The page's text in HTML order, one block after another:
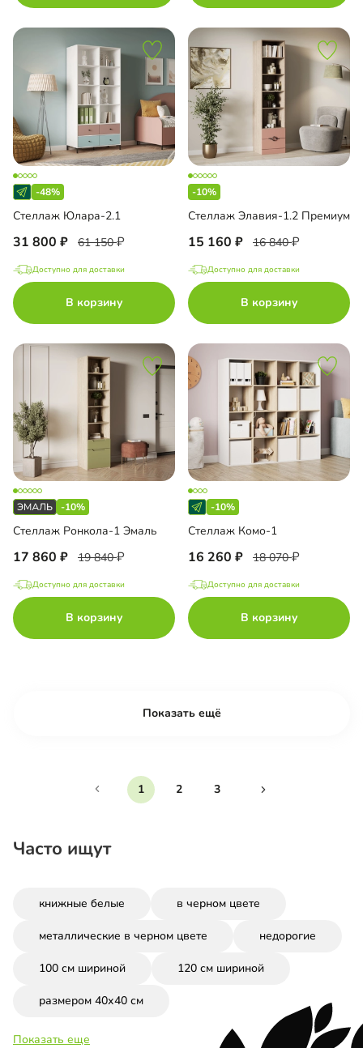
-48%
Стеллаж Юлара-2.1
31 800 61 150
Доступно для доставки
В корзину
-10%
Стеллаж Элавия-1.2 Премиум
15 160 16 840
Доступно для доставки
В корзину
-10%
Стеллаж Ронкола-1 Эмаль
17 860 19 840
Доступно для доставки
В корзину
-10%
Стеллаж Комо-1
16 260 18 070
Доступно для доставки
В корзину
Показать ещё
1 2 3
Часто ищут
книжные белые в черном цвете
металлические в черном цвете недорогие
100 см шириной 120 см шириной
размером 40х40 см
Показать еще